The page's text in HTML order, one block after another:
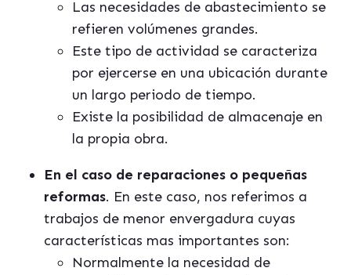
Las necesidades de abastecimiento se
refieren volúmenes grandes.
Este tipo de actividad se caracteriza
por ejercerse en una ubicación durante
un largo periodo de tiempo.
Existe la posibilidad de almacenaje en
la propia obra.
En el caso de reparaciones o pequeñas
reformas. En este caso, nos referimos a
trabajos de menor envergadura cuyas
características mas importantes son:
Normalmente la necesidad de